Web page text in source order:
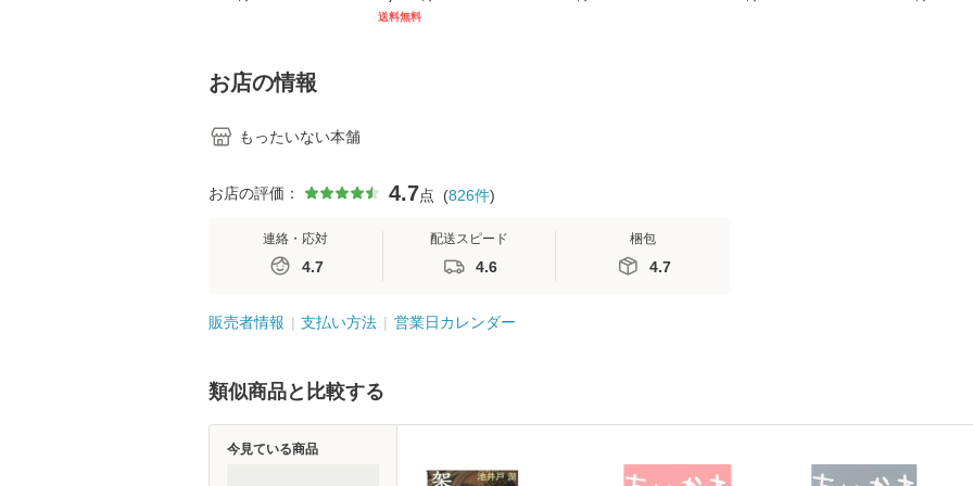
[CD]【メール便送料無
キル 改訂第3版 (看護
送料無料
【メール便送料無料】
送料無料】
ミリヤ / [CD]【メール
お店の情報
もったいない本舗
お店の評価： 4.7点 (826件)
連絡・応対
4.7
配送スピード
4.6
梱包
4.7
販売者情報 支払い方法 営業日カレンダー
類似商品と比較する
今見ている商品